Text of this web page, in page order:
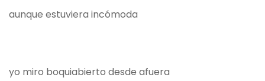
aunque estuviera incómoda
yo miro boquiabierto desde afuera